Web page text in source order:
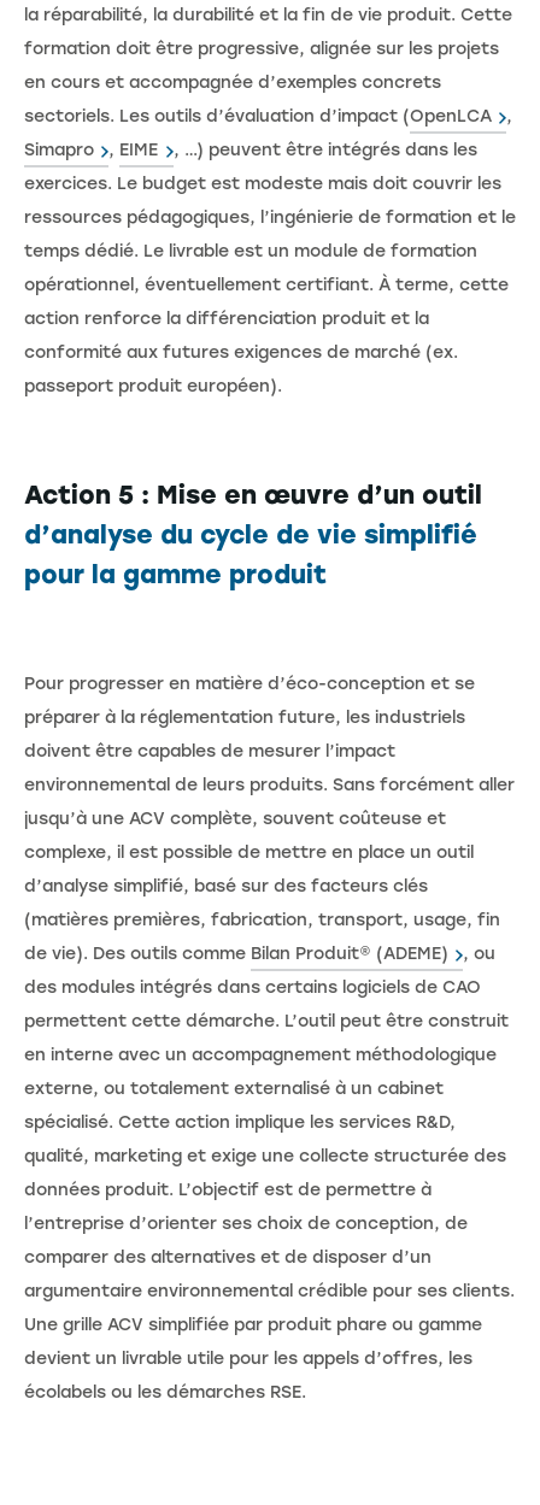
la réparabilité, la durabilité et la fin de vie produit. Cette
formation doit être progressive, alignée sur les projets
en cours et accompagnée d’exemples concrets
sectoriels. Les outils d’évaluation d’impact (OpenLCA
,
Simapro
, EIME
, …) peuvent être intégrés dans les
exercices. Le budget est modeste mais doit couvrir les
ressources pédagogiques, l’ingénierie de formation et le
temps dédié. Le livrable est un module de formation
opérationnel, éventuellement certifiant. À terme, cette
action renforce la différenciation produit et la
conformité aux futures exigences de marché (ex.
passeport produit européen).
Action 5 : Mise en œuvre d’un outil
d’analyse du cycle de vie simplifié
pour la gamme produit
Pour progresser en matière d’éco-conception et se
préparer à la réglementation future, les industriels
doivent être capables de mesurer l’impact
environnemental de leurs produits. Sans forcément aller
jusqu’à une ACV complète, souvent coûteuse et
complexe, il est possible de mettre en place un outil
d’analyse simplifié, basé sur des facteurs clés
(matières premières, fabrication, transport, usage, fin
de vie). Des outils comme Bilan Produit® (ADEME)
, ou
des modules intégrés dans certains logiciels de CAO
permettent cette démarche. L’outil peut être construit
en interne avec un accompagnement méthodologique
externe, ou totalement externalisé à un cabinet
spécialisé. Cette action implique les services R&D,
qualité, marketing et exige une collecte structurée des
données produit. L’objectif est de permettre à
l’entreprise d’orienter ses choix de conception, de
comparer des alternatives et de disposer d’un
argumentaire environnemental crédible pour ses clients.
Une grille ACV simplifiée par produit phare ou gamme
devient un livrable utile pour les appels d’offres, les
écolabels ou les démarches RSE.